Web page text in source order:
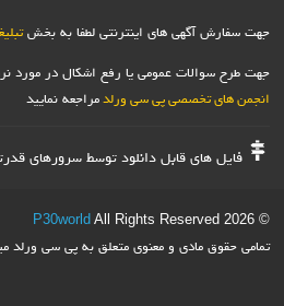
های اینترنتی لطفا به بخشتبلیغاتمراجعه کنید
عمومی یا رفع اشکال در مورد نرم افزار های
پی سی ورلدمراجعه نمایید
قابل دانلود توسط سرورهای قدرتمندپیشتاز
P30worldAll Rights
و معنوی متعلق به پی سی ورلد میباشد